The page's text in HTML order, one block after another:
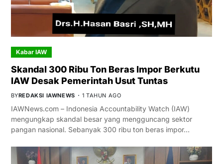
Kabar IAW
Skandal 300 Ribu Ton Beras Impor Berkutu
IAW Desak Pemerintah Usut Tuntas
BYREDAKSI IAWNEWS 1 TAHUN AGO
IAWNews.com – Indonesia Accountability Watch (IAW)
mengungkap skandal besar yang mengguncang sektor
pangan nasional. Sebanyak 300 ribu ton beras impor…